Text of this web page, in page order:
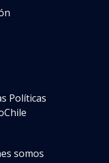
Políticas
somos